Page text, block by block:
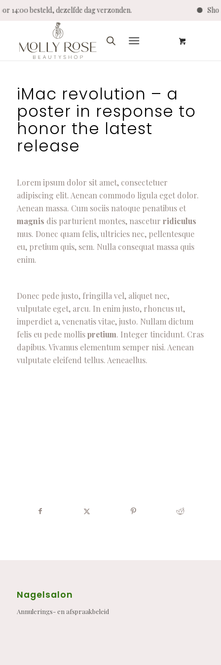
14:00 besteld, dezelfde dag verzonden.
iMac revolution – a
poster in response to
honor the latest
release
Lorem ipsum dolor sit amet, consectetuer
adipiscing elit. Aenean commodo ligula eget dolor.
Aenean massa. Cum sociis natoque penatibus et
magnis dis parturient montes, nascetur ridiculus
mus. Donec quam felis, ultricies nec, pellentesque
eu, pretium quis, sem. Nulla consequat massa quis
enim.
Donec pede justo, fringilla vel, aliquet nec,
vulputate eget, arcu. In enim justo, rhoncus ut,
imperdiet a, venenatis vitae, justo. Nullam dictum
felis eu pede mollispretium. Integer tincidunt. Cras
dapibus. Vivamus elementum semper nisi. Aenean
vulputate eleifend tellus. Aeneaellus.
Nagelsalon
Annulerings- en afspraakbeleid